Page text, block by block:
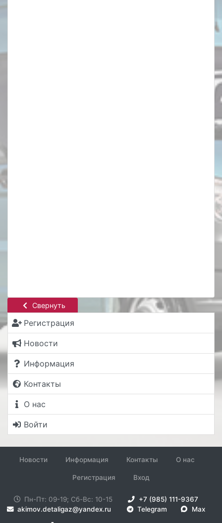
Свернуть
Регистрация
Новости
Информация
Контакты
О нас
Войти
Новости Информация Контакты О нас
Регистрация Вход
Пн-Пт: 09-19; Сб-Вс: 10-15
+7 (985) 111-9367
akimov.detaligaz@yandex.ru
Telegram Max